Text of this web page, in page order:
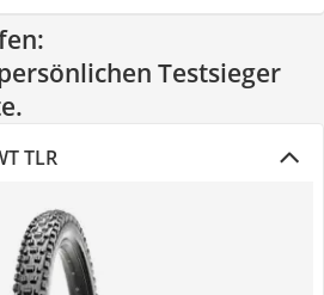
Testsieger
TLR